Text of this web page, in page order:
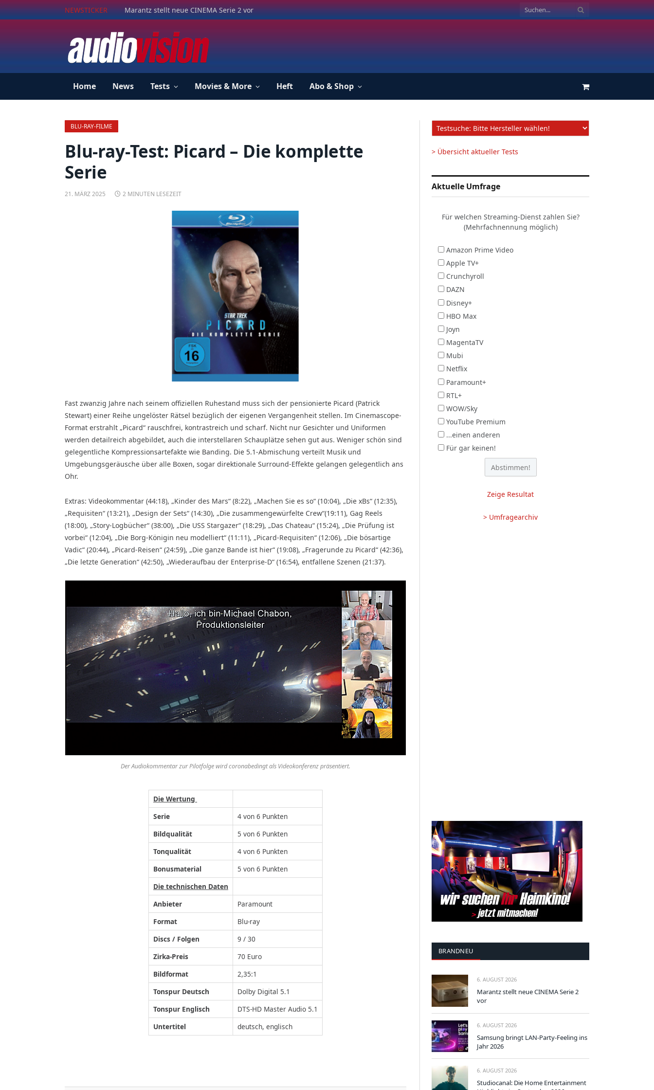
NEWSTICKER Marantz stellt neue CINEMA Serie 2 vor
Home News Tests Movies & More Heft Abo & Shop Einkaufswagen
BLU-RAY-FILME
Blu-ray-Test: Picard – Die komplette
Serie
21. MÄRZ 2025 2 MINUTEN LESEZEIT
Fast zwanzig Jahre nach seinem offiziellen Ruhestand muss sich der pensionierte Picard (Patrick
Stewart) einer Reihe ungelöster Rätsel bezüglich der eigenen Vergangenheit stellen. Im Cinemascope-
Format erstrahlt „Picard“ rauschfrei, kontrastreich und scharf. Nicht nur Gesichter und Uniformen
werden detailreich abgebildet, auch die interstellaren Schauplätze sehen gut aus. Weniger schön sind
gelegentliche Kompressionsartefakte wie Banding. Die 5.1-Abmischung verteilt Musik und
Umgebungsgeräusche über alle Boxen, sogar direktionale Surround-Effekte gelangen gelegentlich ans
Ohr.
Extras: Videokommentar (44:18), „Kinder des Mars“ (8:22), „Machen Sie es so“ (10:04), „Die xBs“ (12:35),
„Requisiten“ (13:21), „Design der Sets“ (14:30), „Die zusammengewürfelte Crew“(19:11), Gag Reels
(18:00), „Story-Logbücher“ (38:00), „Die USS Stargazer“ (18:29), „Das Chateau“ (15:24), „Die Prüfung ist
vorbei“ (12:04), „Die Borg-Königin neu modelliert“ (11:11), „Picard-Requisiten“ (12:06), „Die bösartige
Vadic“ (20:44), „Picard-Reisen“ (24:59), „Die ganze Bande ist hier“ (19:08), „Fragerunde zu Picard“ (42:36),
„Die letzte Generation“ (42:50), „Wiederaufbau der Enterprise-D“ (16:54), entfallene Szenen (21:37).
Der Audiokommentar zur Pilotfolge wird coronabedingt als Videokonferenz präsentiert.
Die Wertung
Serie
4 von 6 Punkten
Bildqualität
5 von 6 Punkten
Tonqualität
4 von 6 Punkten
Bonusmaterial
5 von 6 Punkten
Die technischen Daten
Anbieter
Paramount
Format
Blu-ray
Discs / Folgen
9 / 30
Zirka-Preis
70 Euro
Bildformat
2,35:1
Tonspur Deutsch
Dolby Digital 5.1
Tonspur Englisch
DTS-HD Master Audio 5.1
Untertitel
deutsch, englisch
> Übersicht aktueller Tests
Aktuelle Umfrage
Für welchen Streaming-Dienst zahlen Sie?
(Mehrfachnennung möglich)
Amazon Prime Video
Apple TV+
Crunchyroll
DAZN
Disney+
HBO Max
Joyn
MagentaTV
Mubi
Netflix
Paramount+
RTL+
WOW/Sky
YouTube Premium
...einen anderen
Für gar keinen!
Zeige Resultat
> Umfragearchiv
BRANDNEU
6. AUGUST 2026
Marantz stellt neue CINEMA Serie 2
vor
6. AUGUST 2026
Samsung bringt LAN-Party-Feeling ins
Jahr 2026
6. AUGUST 2026
Studiocanal: Die Home Entertainment